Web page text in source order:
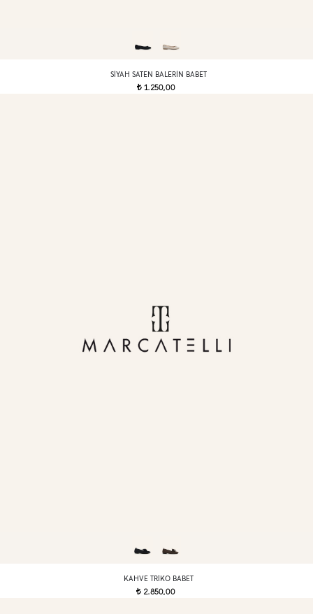
SIYAH SATEN BALERIN BABET
t1.250,00
KAHVE TRIKO BABET
t 2.850,00